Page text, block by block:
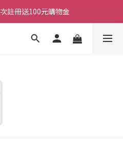
註冊送100元購物金